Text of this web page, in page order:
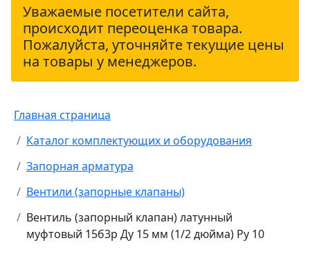
Уважаемые посетители сайта,
происходит переоценка товара.
Пожалуйста, уточняйте текущие цены
на товары у менеджеров.
Главная страница
Каталог комплектующих и оборудования
Запорная арматура
Вентили (запорные клапаны)
Вентиль (запорный клапан) латунный
муфтовый 15б3р Ду 15 мм (1/2 дюйма) Ру 10